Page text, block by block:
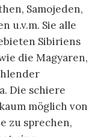
Samojeden,
u.v.m. Sie alle
Sibiriens
die Magyaren,
Die schiere
möglich von
zu sprechen,